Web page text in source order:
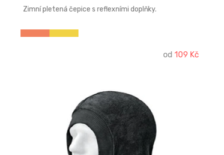
Zimní pletená čepice s reflexními doplňky.
od 109 Kč